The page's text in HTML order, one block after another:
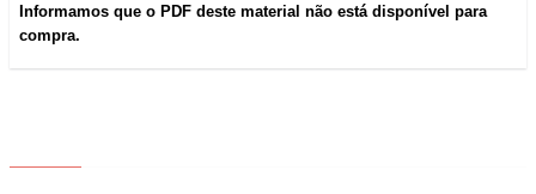
Informamos que o PDF deste material não está disponível para
compra.